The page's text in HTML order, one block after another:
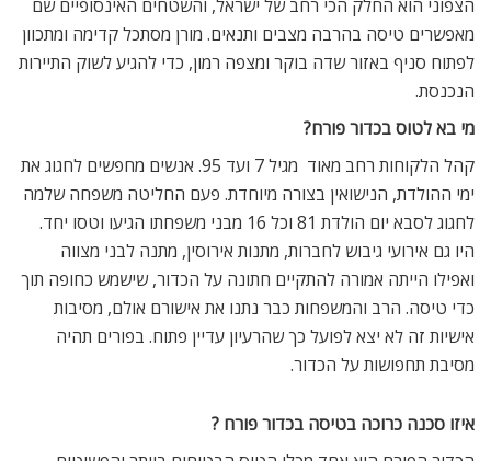
הצפוני הוא החלק הכי רחב של ישראל, והשטחים האינסופיים שם
מאפשרים טיסה בהרבה מצבים ותנאים. מורן מסתכל קדימה ומתכוון
לפתוח סניף באזור שדה בוקר ומצפה רמון, כדי להגיע לשוק התיירות
הנכנסת.
מי בא לטוס בכדור פורח?
קהל הלקוחות רחב מאוד  מגיל 7 ועד 95. אנשים מחפשים לחגוג את
ימי ההולדת, הנישואין בצורה מיוחדת. פעם החליטה משפחה שלמה
לחגוג לסבא יום הולדת 81 וכל 16 מבני משפחתו הגיעו וטסו יחד.
היו גם אירועי גיבוש לחברות, מתנות אירוסין, מתנה לבני מצווה
ואפילו הייתה אמורה להתקיים חתונה על הכדור, שישמש כחופה תוך
כדי טיסה. הרב והמשפחות כבר נתנו את אישורם אולם, מסיבות
אישיות זה לא יצא לפועל כך שהרעיון עדיין פתוח. בפורים תהיה
מסיבת תחפושות על הכדור.
איזו סכנה כרוכה בטיסה בכדור פורח ?